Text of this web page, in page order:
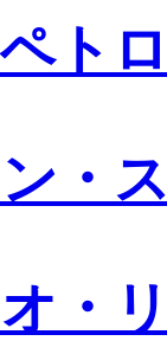
ト
・
・